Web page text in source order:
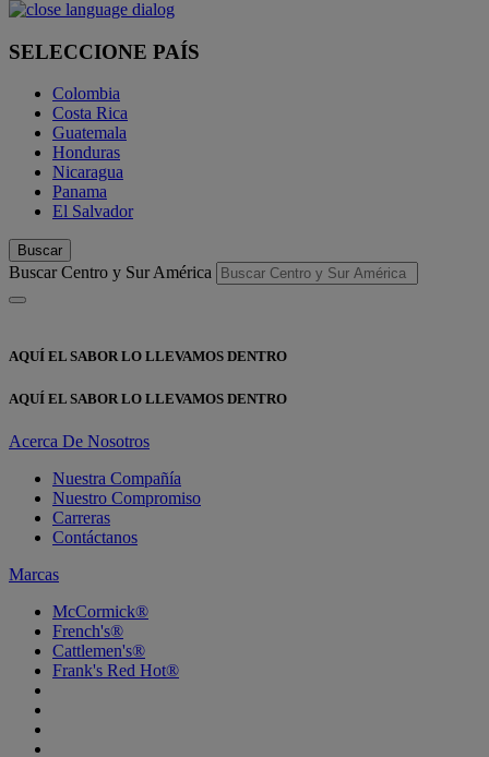
SELECCIONE PAÍS
Colombia
Costa Rica
Guatemala
Honduras
Nicaragua
Panama
El Salvador
Buscar
Buscar Centro y Sur América
AQUÍ EL SABOR LO LLEVAMOS DENTRO
AQUÍ EL SABOR LO LLEVAMOS DENTRO
Acerca De Nosotros
Nuestra Compañía
Nuestro Compromiso
Carreras
Contáctanos
Marcas
McCormick®
French's®
Cattlemen's®
Frank's Red Hot®